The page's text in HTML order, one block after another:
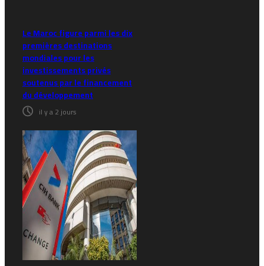
Le Maroc figure parmi les dix
premières destinations
mondiales pour les
investissements privés
soutenus par le financement
du développement
il y a 2 jours